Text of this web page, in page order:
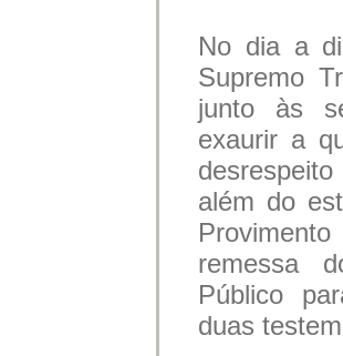
No dia a
Supremo
junto às
exaurir a
além do
remessa
Público
duas